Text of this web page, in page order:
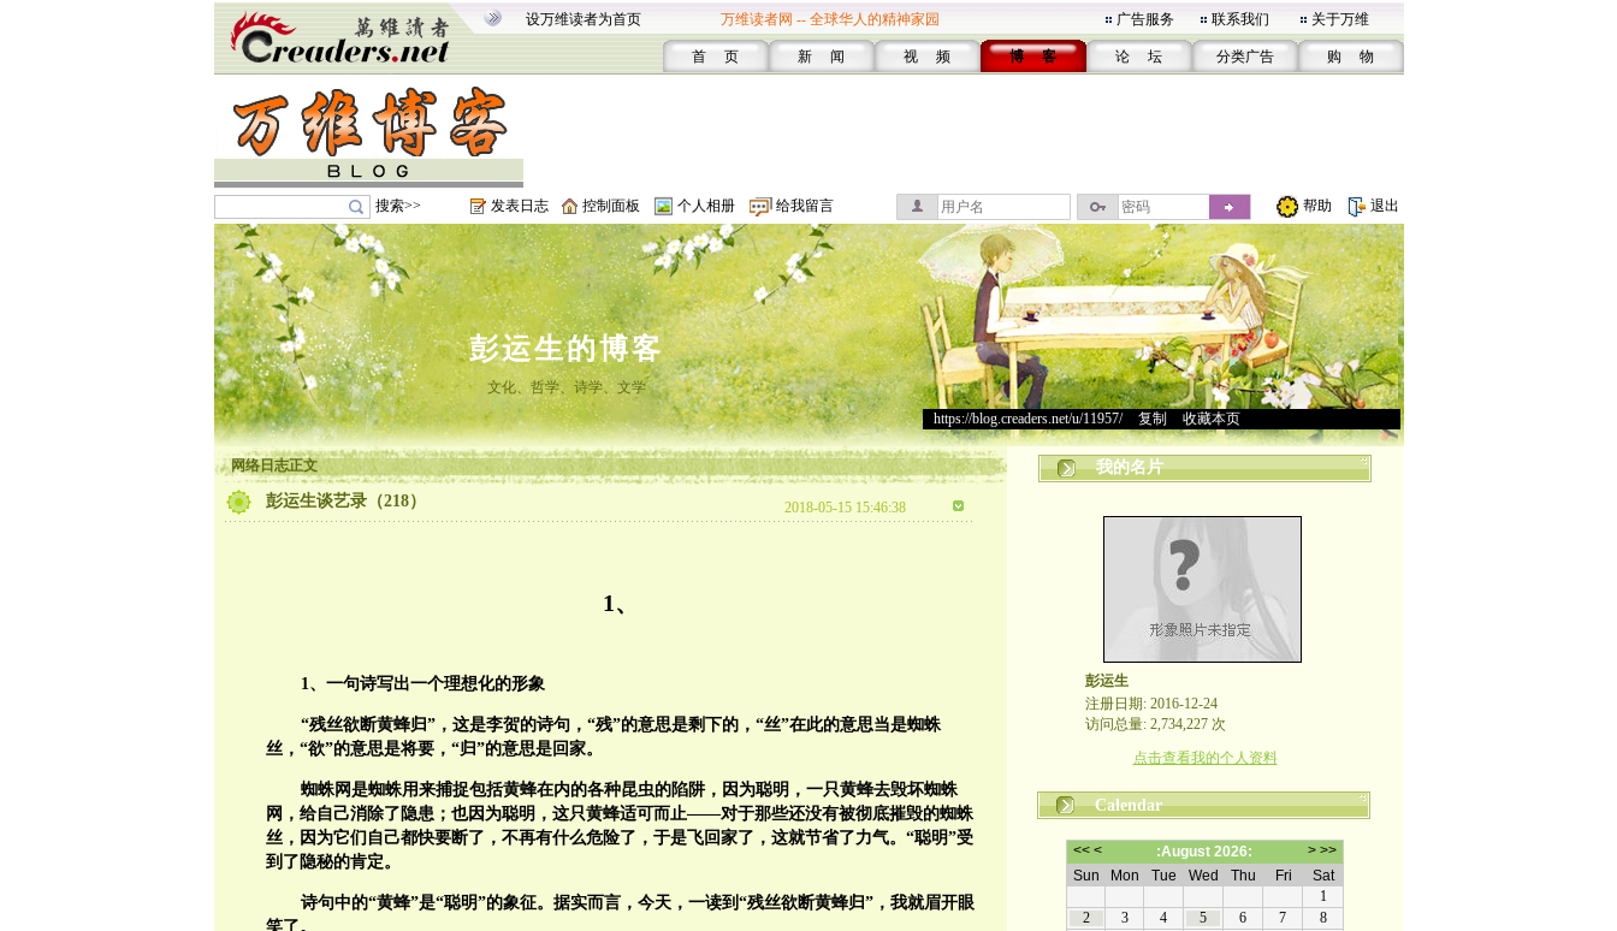
设万维读者为首页 万维读者网 -- 全球华人的精神家园 广告服务 联系我们 关于万维
首 页 新 闻 视 频 博 客 论 坛 分类广告 购 物
搜索>> 发表日志 控制面板 个人相册 给我留言 帮助 退出
彭运生的博客
文化、哲学、诗学、文学
https://blog.creaders.net/u/11957/> 复制 收藏本页
网络日志正文
彭运生谈艺录（218） 2018-05-15 15:46:38
1、
1、一句诗写出一个理想化的形象
“残丝欲断黄蜂归”，这是李贺的诗句，“残”的意思是剩下的，“丝”在此的意思当是蜘蛛
丝，“欲”的意思是将要，“归”的意思是回家。
蜘蛛网是蜘蛛用来捕捉包括黄蜂在内的各种昆虫的陷阱，因为聪明，一只黄蜂去毁坏蜘蛛
网，给自己消除了隐患；也因为聪明，这只黄蜂适可而止——对于那些还没有被彻底摧毁的蜘蛛
丝，因为它们自己都快要断了，不再有什么危险了，于是飞回家了，这就节省了力气。“聪明”受
到了隐秘的肯定。
诗句中的“黄蜂”是“聪明”的象征。据实而言，今天，一读到“残丝欲断黄蜂归”，我就眉开眼
笑了。
我的名片
彭运生
注册日期: 2016-12-24
访问总量: 2,734,227 次
点击查看我的个人资料
Calendar